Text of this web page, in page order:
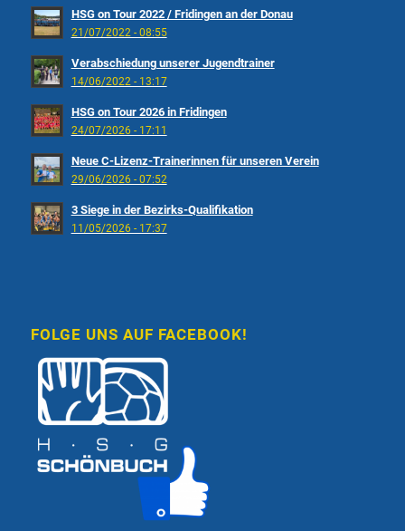
HSG on Tour 2022 / Fridingen an der Donau
21/07/2022 - 08:55
Verabschiedung unserer Jugendtrainer
14/06/2022 - 13:17
HSG on Tour 2026 in Fridingen
24/07/2026 - 17:11
Neue C-Lizenz-Trainerinnen für unseren Verein
29/06/2026 - 07:52
3 Siege in der Bezirks-Qualifikation
11/05/2026 - 17:37
FOLGE UNS AUF FACEBOOK!